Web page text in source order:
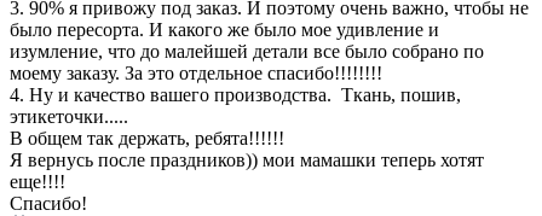
3. 90% я привожу под заказ. И поэтому очень важно, чтобы не
было пересорта. И какого же было мое удивление и
изумление, что до малейшей детали все было собрано по
моему заказу. За это отдельное спасибо!!!!!!!!
4. Ну и качество вашего производства. Ткань, пошив,
этикеточки.....
В общем так держать, ребята!!!!!!
Я вернусь после праздников)) мои мамашки теперь хотят
еще!!!!
Спасибо!